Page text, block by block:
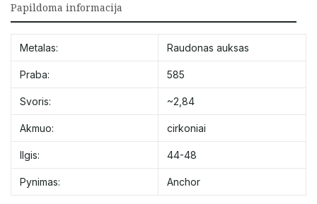
Papildoma informacija
Metalas: Raudonas auksas
Praba: 585
Svoris: ~2,84
Akmuo: cirkoniai
Ilgis: 44-48
Pynimas: Anchor